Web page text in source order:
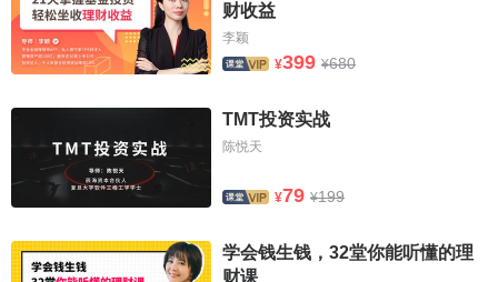
夠消除員工對領導的疑慮與隔閡，密切兩者關係，有利於上
下團結，滿足員工成就感和榮譽感。
和工作能力。加強對員工的教育和培養，是現代企業以人為
本管理的重要環節，也是為了適應現代化、知識化、智能化
社會的要求。對員工進行培訓，本身就是屬於員工的一種福
利措施，員工能從中感到領導對他們價值的肯定。培訓不僅
值觀教育，培養企業文化。
财收益
李颖
¥399 ¥680
TMT投资实战
陈悦天
¥79 ¥199
学会钱生钱，32堂你能听懂的理
财课